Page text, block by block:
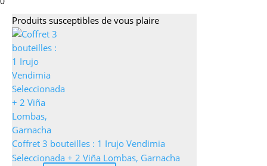
Produits susceptibles de vous plaire
Coffret 3 bouteilles : 1 Irujo Vendimia
Seleccionada + 2 Viña Lombas, Garnacha